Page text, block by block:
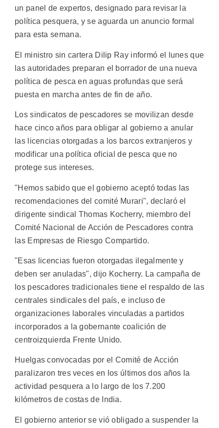
un panel de expertos, designado para revisar la
política pesquera, y se aguarda un anuncio formal
para esta semana.
El ministro sin cartera Dilip Ray informó el lunes que
las autoridades preparan el borrador de una nueva
política de pesca en aguas profundas que será
puesta en marcha antes de fin de año.
Los sindicatos de pescadores se movilizan desde
hace cinco años para obligar al gobierno a anular
las licencias otorgadas a los barcos extranjeros y
modificar una política oficial de pesca que no
protege sus intereses.
"Hemos sabido que el gobierno aceptó todas las
recomendaciones del comité Murari", declaró el
dirigente sindical Thomas Kocherry, miembro del
Comité Nacional de Acción de Pescadores contra
las Empresas de Riesgo Compartido.
"Esas licencias fueron otorgadas ilegalmente y
deben ser anuladas", dijo Kocherry. La campaña de
los pescadores tradicionales tiene el respaldo de las
centrales sindicales del país, e incluso de
organizaciones laborales vinculadas a partidos
incorporados a la gobernante coalición de
centroizquierda Frente Unido.
Huelgas convocadas por el Comité de Acción
paralizaron tres veces en los últimos dos años la
actividad pesquera a lo largo de los 7.200
kilómetros de costas de India.
El gobierno anterior se vió obligado a suspender la